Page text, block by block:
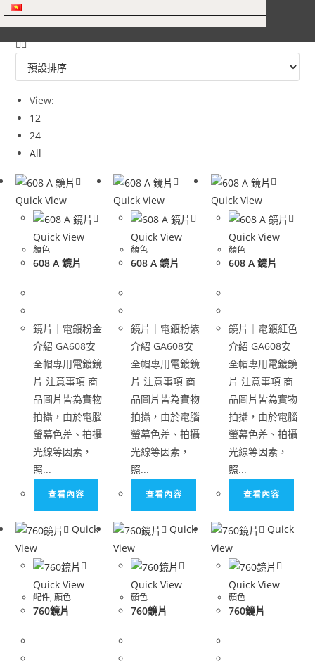
View:
12
24
All
Quick View
Quick View
顏色
608 A 鏡片
鏡片｜電鍍粉金
介紹 GA608安
全帽專用電鍍鏡
片 注意事項 商
品圖片皆為實物
拍攝，由於電腦
螢幕色差、拍攝
光線等因素，
照...
查看內容
Quick View
Quick View
顏色
608 A 鏡片
鏡片｜電鍍粉紫
介紹 GA608安
全帽專用電鍍鏡
片 注意事項 商
品圖片皆為實物
拍攝，由於電腦
螢幕色差、拍攝
光線等因素，
照...
查看內容
Quick View
Quick View
顏色
608 A 鏡片
鏡片｜電鍍紅色
介紹 GA608安
全帽專用電鍍鏡
片 注意事項 商
品圖片皆為實物
拍攝，由於電腦
螢幕色差、拍攝
光線等因素，
照...
查看內容
Quick
View
Quick View
配件,顏色
760鏡片
Quick
View
Quick View
顏色
760鏡片
Quick
View
Quick View
顏色
760鏡片